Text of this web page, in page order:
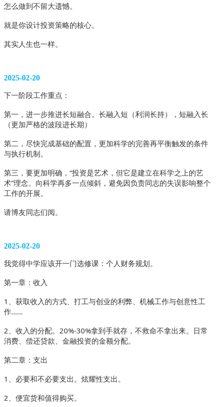
怎么做到不留大遗憾。
就是你设计投资策略的核心。
其实人生也一样。
2025-02-20
下一阶段工作重点：
第一，进一步推进长短融合。长融入短（利润长持），短融入长
（更加严格的波段进长期）
第二，尽快完成基础的配置，更加科学的完善再平衡触发的条件
与执行机制。
第三，要更加明确，“投资是艺术，但它是建立在科学之上的艺
术”理念。向科学再多一点倾斜，避免因负责同志的失误影响整个
工作的开展。
请博友同志们阅。
2025-02-20
我觉得中学应该开一门选修课：个人财务规划。
第一章：收入
1、获取收入的方式、打工与创业的利弊、机械工作与创意性工
作……
2、收入的分配。20%-30%拿到手就存，不救命不拿出来。日常
消费、偿还贷款、金融投资的金额分配。
第二章：支出
1、必要和不必要支出。炫耀性支出。
2、便宜货和值得购买。